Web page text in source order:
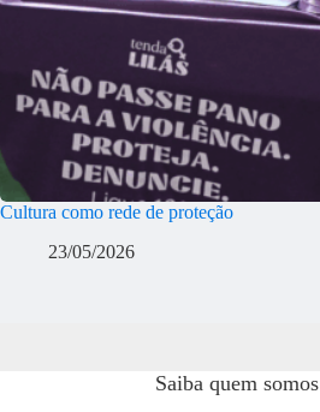
Cultura como rede de proteção
23/05/2026
Saiba quem somos